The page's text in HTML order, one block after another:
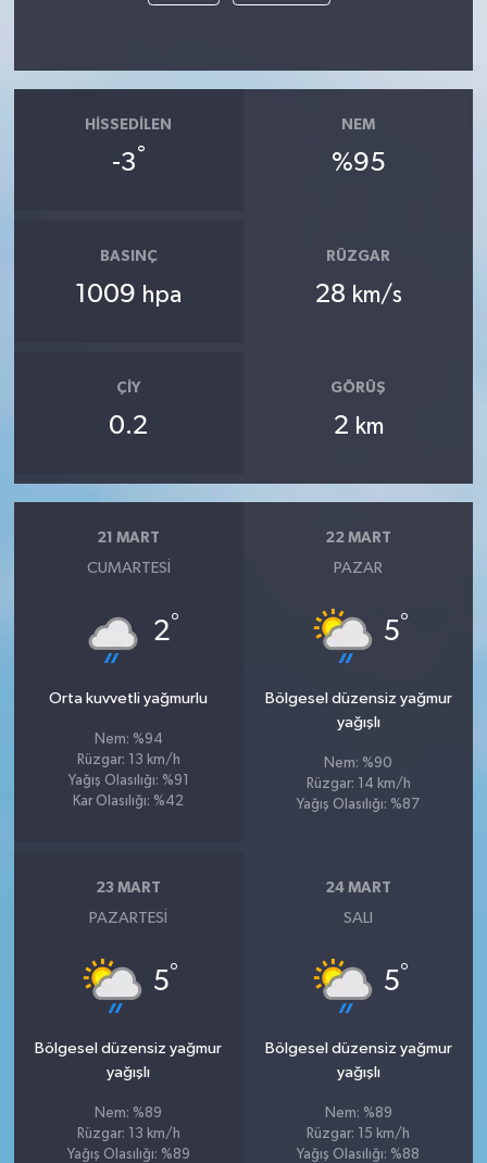
HISSEDILEN
-3°
NEM
%95
BASINÇ
1009 hpa
RÜZGAR
28 km/s
ÇIY
0.2
GÖRÜŞ
2 km
21 MART
CUMARTESI
2°
Orta kuvvetli yağmurlu
Nem: %94
Rüzgar: 13 km/h
Yağış Olasılığı: %91
Kar Olasılığı: %42
22 MART
PAZAR
5°
Bölgesel düzensiz yağmur
yağışlı
Nem: %90
Rüzgar: 14 km/h
Yağış Olasılığı: %87
23 MART
PAZARTESI
5°
Bölgesel düzensiz yağmur
yağışlı
Nem: %89
Rüzgar: 13 km/h
Yağış Olasılığı: %89
24 MART
SALI
5°
Bölgesel düzensiz yağmur
yağışlı
Nem: %89
Rüzgar: 15 km/h
Yağış Olasılığı: %88